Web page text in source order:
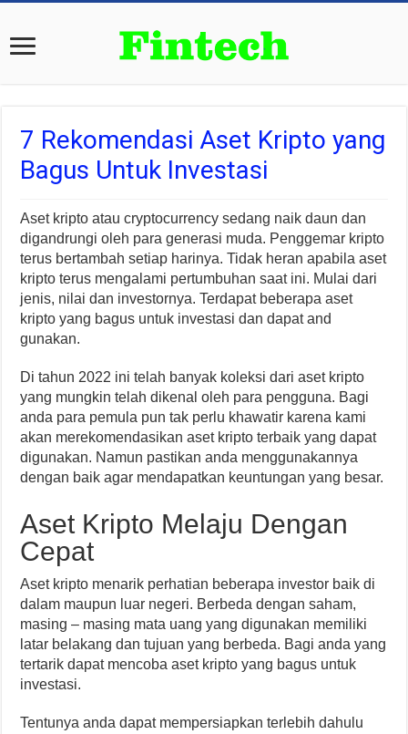
7 Rekomendasi Aset Kripto yang
Bagus Untuk Investasi
Aset kripto atau cryptocurrency sedang naik daun dan
digandrungi oleh para generasi muda. Penggemar kripto
terus bertambah setiap harinya. Tidak heran apabila aset
kripto terus mengalami pertumbuhan saat ini. Mulai dari
jenis, nilai dan investornya. Terdapat beberapa aset
kripto yang bagus untuk investasi dan dapat and
gunakan.
Di tahun 2022 ini telah banyak koleksi dari aset kripto
yang mungkin telah dikenal oleh para pengguna. Bagi
anda para pemula pun tak perlu khawatir karena kami
akan merekomendasikan aset kripto terbaik yang dapat
digunakan. Namun pastikan anda menggunakannya
dengan baik agar mendapatkan keuntungan yang besar.
Aset Kripto Melaju Dengan
Cepat
Aset kripto menarik perhatian beberapa investor baik di
dalam maupun luar negeri. Berbeda dengan saham,
masing – masing mata uang yang digunakan memiliki
latar belakang dan tujuan yang berbeda. Bagi anda yang
tertarik dapat mencoba aset kripto yang bagus untuk
investasi.
Tentunya anda dapat mempersiapkan terlebih dahulu